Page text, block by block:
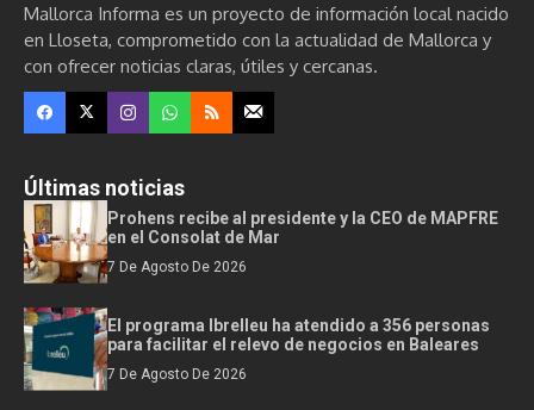
Mallorca Informa es un proyecto de información local nacido
en Lloseta, comprometido con la actualidad de Mallorca y
con ofrecer noticias claras, útiles y cercanas.
Últimas noticias
Prohens recibe al presidente y la CEO de MAPFRE
en el Consolat de Mar
7 De Agosto De 2026
El programa Ibrelleu ha atendido a 356 personas
para facilitar el relevo de negocios en Baleares
7 De Agosto De 2026